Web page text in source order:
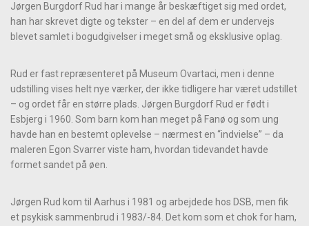
Jørgen Burgdorf Rud har i mange år beskæftiget sig med ordet,
han har skrevet digte og tekster – en del af dem er undervejs
blevet samlet i bogudgivelser i meget små og eksklusive oplag.
Rud er fast repræsenteret på Museum Ovartaci, men i denne
udstilling vises helt nye værker, der ikke tidligere har været udstillet
– og ordet får en større plads. Jørgen Burgdorf Rud er født i
Esbjerg i 1960. Som barn kom han meget på Fanø og som ung
havde han en bestemt oplevelse – nærmest en “indvielse” – da
maleren Egon Svarrer viste ham, hvordan tidevandet havde
formet sandet på øen.
Jørgen Rud kom til Aarhus i 1981 og arbejdede hos DSB, men fik
et psykisk sammenbrud i 1983/-84. Det kom som et chok for ham,